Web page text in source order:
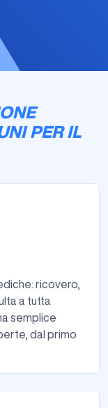
PER IL
ricovero,
a tutta
semplice
dal primo